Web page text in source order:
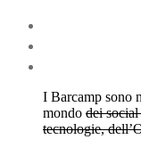
I Barcamp sono
mondo dei
tecnologie,